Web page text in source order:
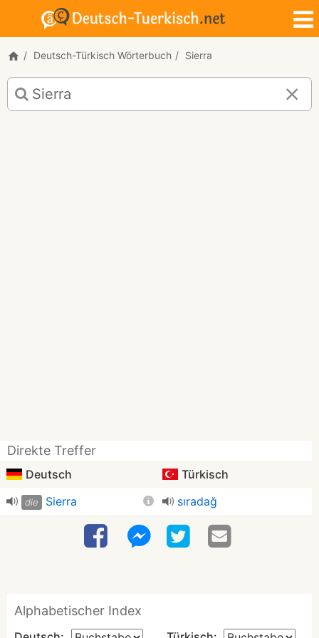
Deutsch-Türkisch Wörterbuch Sierra
Deutsch-
Türkisch
Übersetzung
Direkte Treffer
Deutsch Türkisch
die Sierra sıradağ
Alphabetischer Index